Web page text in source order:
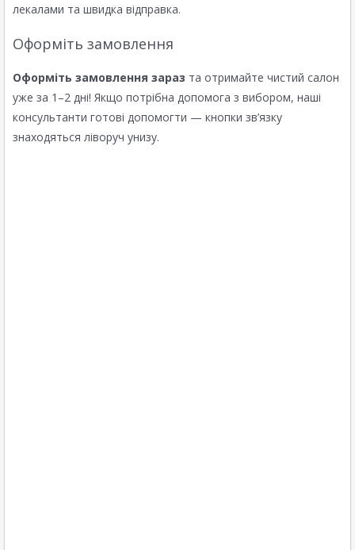
лекалами та швидка відправка.
Оформіть замовлення
Оформіть замовлення зараз та отримайте чистий салон
уже за 1–2 дні! Якщо потрібна допомога з вибором, наші
консультанти готові допомогти — кнопки зв’язку
знаходяться ліворуч унизу.